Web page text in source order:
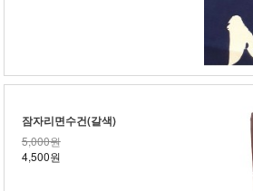
잠자리면수건(갈색)
5,000원
4,500원